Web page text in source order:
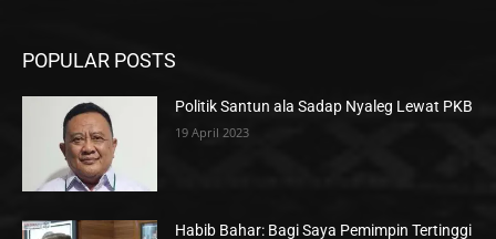
POPULAR POSTS
Politik Santun ala Sadap Nyaleg Lewat PKB
19 April 2023
Habib Bahar: Bagi Saya Pemimpin Tertinggi